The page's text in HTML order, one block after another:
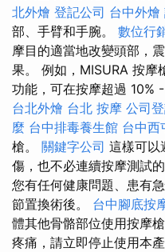
北外燴 登記公司 台中外燴
部、手臂和手腕。 數位行
摩目的適當地改變頭部，
果。 例如，MISURA 按摩
功能，可在按摩超過 10%
台北外燴 台北 按摩 公司
麼 台中排毒養生館 台中西
槍。 關鍵字公司 這樣可以
傷，也不必連續按摩測試
您有任何健康問題、患有
節置換術後。 台中腳底按
體其他骨骼部位使用按摩
疼痛，請立即停止使用本